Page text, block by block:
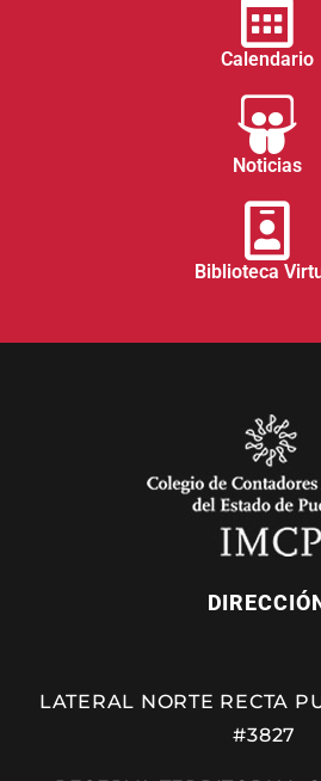
Calendario
Noticias
Biblioteca
LATERAL NORTE RECTA
#3827